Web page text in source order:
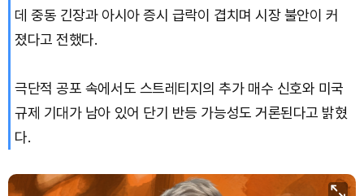
데 중동 긴장과 아시아 증시 급락이 겹치며 시장 불안이 커
졌다고 전했다.
극단적 공포 속에서도 스트레티지의 추가 매수 신호와 미국
규제 기대가 남아 있어 단기 반등 가능성도 거론된다고 밝혔
다.